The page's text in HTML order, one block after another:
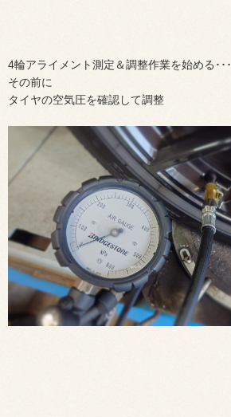
4輪アライメント測定＆調整作業を始める･･･
その前に
タイヤの空気圧を確認して調整